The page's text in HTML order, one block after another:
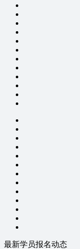
最新学员报名动态